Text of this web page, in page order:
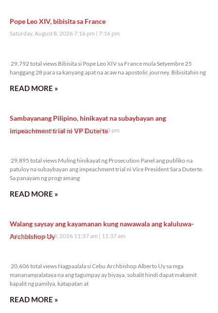
Pope Leo XIV, bibisita sa France
Saturday, August 8, 2026 7:16 pm 7:16 pm
29,792 total views Bibisita si Pope Leo XIV sa France mula Setyembre 25
hanggang 28 para sa kanyang apat na araw na apostolic journey. Bibisitahin ng
READ MORE »
Sambayanang Pilipino, hinikayat na subaybayan ang
impeachment trial ni VP Duterte
Saturday, August 8, 2026 7:10 pm 7:10 pm
29,895 total views Muling hinikayat ng Prosecution Panel ang publiko na
patuloy na subaybayan ang impeachment trial ni Vice President Sara Duterte.
Sa panayam ng programang
READ MORE »
Walang saysay ang kayamanan kung nawawala ang kaluluwa-
Archbishop Uy
Saturday, August 8, 2026 11:37 am 11:37 am
20,606 total views Nagpaalala si Cebu Archbishop Alberto Uy sa mga
mananampalataya na ang tagumpay ay biyaya, subalit hindi dapat makamit
kapalit ng pamilya, katapatan at
READ MORE »